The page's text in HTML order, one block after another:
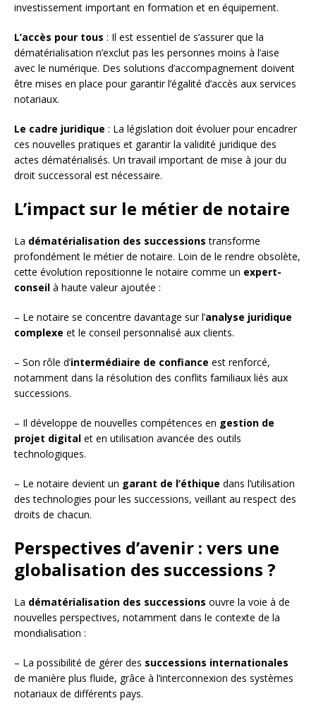
investissement important en formation et en équipement.
L’accès pour tous : Il est essentiel de s’assurer que la
dématérialisation n’exclut pas les personnes moins à l’aise
avec le numérique. Des solutions d’accompagnement doivent
être mises en place pour garantir l’égalité d’accès aux services
notariaux.
Le cadre juridique : La législation doit évoluer pour encadrer
ces nouvelles pratiques et garantir la validité juridique des
actes dématérialisés. Un travail important de mise à jour du
droit successoral est nécessaire.
L’impact sur le métier de notaire
La dématérialisation des successions transforme
profondément le métier de notaire. Loin de le rendre obsolète,
cette évolution repositionne le notaire comme un expert-
conseil à haute valeur ajoutée :
– Le notaire se concentre davantage sur l’analyse juridique
complexe et le conseil personnalisé aux clients.
– Son rôle d’intermédiaire de confiance est renforcé,
notamment dans la résolution des conflits familiaux liés aux
successions.
– Il développe de nouvelles compétences en gestion de
projet digital et en utilisation avancée des outils
technologiques.
– Le notaire devient un garant de l’éthique dans l’utilisation
des technologies pour les successions, veillant au respect des
droits de chacun.
Perspectives d’avenir : vers une
globalisation des successions ?
La dématérialisation des successions ouvre la voie à de
nouvelles perspectives, notamment dans le contexte de la
mondialisation :
– La possibilité de gérer des successions internationales
de manière plus fluide, grâce à l’interconnexion des systèmes
notariaux de différents pays.